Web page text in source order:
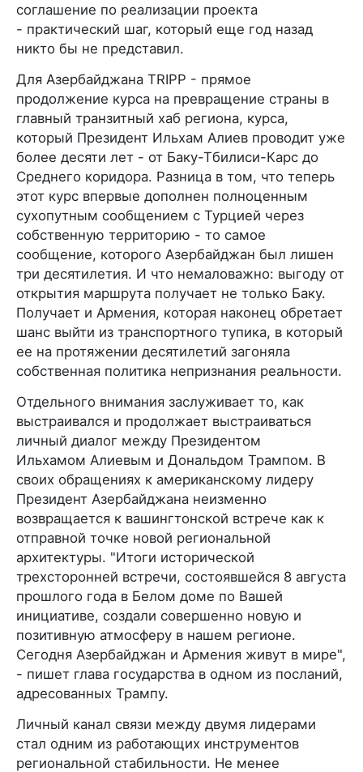
соглашение по реализации проекта
- практический шаг, который еще год назад
никто бы не представил.
Для Азербайджана TRIPP - прямое
продолжение курса на превращение страны в
главный транзитный хаб региона, курса,
который Президент Ильхам Алиев проводит уже
более десяти лет - от Баку-Тбилиси-Карс до
Среднего коридора. Разница в том, что теперь
этот курс впервые дополнен полноценным
сухопутным сообщением с Турцией через
собственную территорию - то самое
сообщение, которого Азербайджан был лишен
три десятилетия. И что немаловажно: выгоду от
открытия маршрута получает не только Баку.
Получает и Армения, которая наконец обретает
шанс выйти из транспортного тупика, в который
ее на протяжении десятилетий загоняла
собственная политика непризнания реальности.
Отдельного внимания заслуживает то, как
выстраивался и продолжает выстраиваться
личный диалог между Президентом
Ильхамом Алиевым и Дональдом Трампом. В
своих обращениях к американскому лидеру
Президент Азербайджана неизменно
возвращается к вашингтонской встрече как к
отправной точке новой региональной
архитектуры. "Итоги исторической
трехсторонней встречи, состоявшейся 8 августа
прошлого года в Белом доме по Вашей
инициативе, создали совершенно новую и
позитивную атмосферу в нашем регионе.
Сегодня Азербайджан и Армения живут в мире",
- пишет глава государства в одном из посланий,
адресованных Трампу.
Личный канал связи между двумя лидерами
стал одним из работающих инструментов
региональной стабильности. Не менее